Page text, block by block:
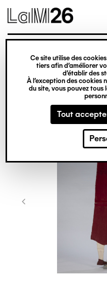
Gestion des cookies
Ce site utilise des
tiers afin d’améliorer
d’établir des
À l’exception des cookies
du site, vous pouvez tous
Tout
contenu